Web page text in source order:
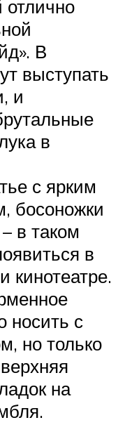
отлично
В
выступать
и
в
с ярким
босоножки
в таком
в
кинотеатре.
носить с
но только
на